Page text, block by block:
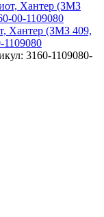
Хантер (ЗМЗ 409,
3160-1109080-